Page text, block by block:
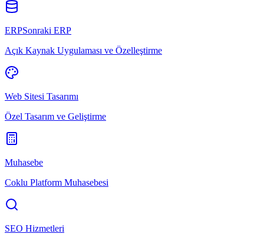
ERPSonraki ERP
Açık Kaynak Uygulaması ve Özelleştirme
Web Sitesi Tasarımı
Özel Tasarım ve Geliştirme
Muhasebe
Coklu Platform Muhasebesi
SEO Hizmetleri